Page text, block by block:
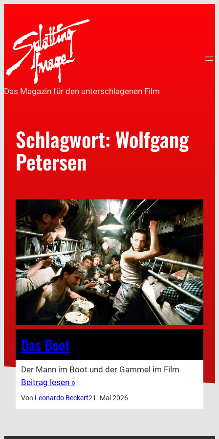
Das Magazin für den unterschlagenen Film
Schlagwort: Wolfgang
Petersen
Das Boot
Der Mann im Boot und der Gammel im Film
Beitrag lesen »
Von Leonardo Beckert21. Mai 2026